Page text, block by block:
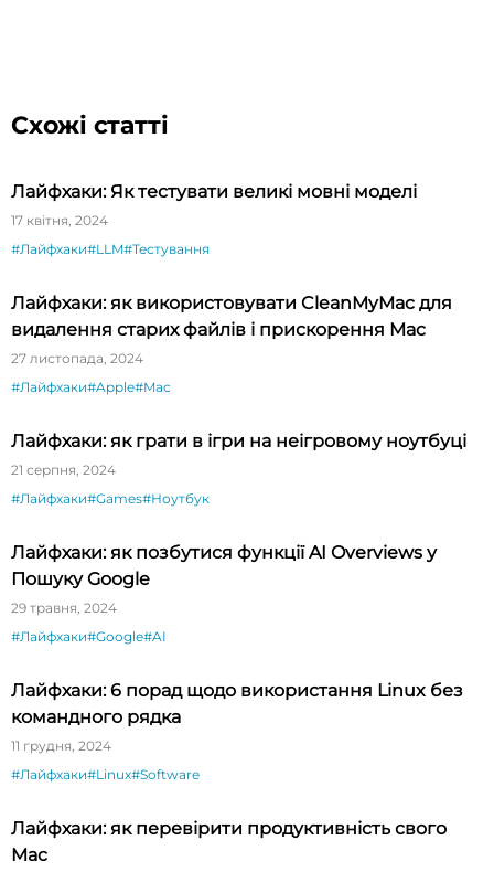
Схожі статті
Лайфхаки: Як тестувати великі мовні моделі
17 квітня, 2024
#Лайфхаки#LLM#Тестування
Лайфхаки: як використовувати CleanMyMac для
видалення старих файлів і прискорення Mac
27 листопада, 2024
#Лайфхаки#Apple#Mac
Лайфхаки: як грати в ігри на неігровому ноутбуці
21 серпня, 2024
#Лайфхаки#Games#Ноутбук
Лайфхаки: як позбутися функції AI Overviews у
Пошуку Google
29 травня, 2024
#Лайфхаки#Google#AI
Лайфхаки: 6 порад щодо використання Linux без
командного рядка
11 грудня, 2024
#Лайфхаки#Linux#Software
Лайфхаки: як перевірити продуктивність свого
Mac